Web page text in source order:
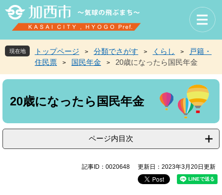
先
頭
す
を
飛
し
へ
現在地 トップページ > 分類でさがす > くらし >
戸籍・
住民票
> 国民年金 > 20歳になったら国民年金
本
20歳になったら国民年金
ページ内目次
記事ID：0020648 更新日：2023年3月20日更新